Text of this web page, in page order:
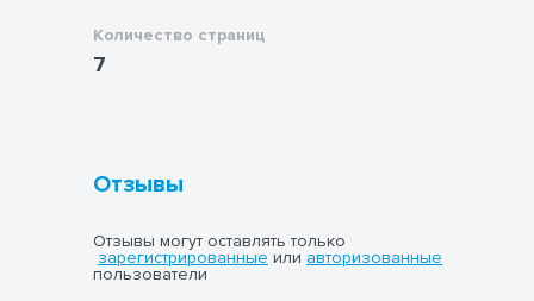
Количество страниц
7
Отзывы
Отзывы могут оставлять только
зарегистрированные или авторизованные
пользователи